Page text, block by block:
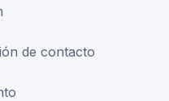
de contacto